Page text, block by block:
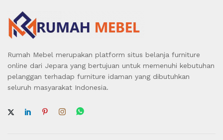
Rumah Mebel merupakan platform situs belanja furniture
online dari Jepara yang bertujuan untuk memenuhi kebutuhan
pelanggan terhadap furniture idaman yang dibutuhkan
seluruh masyarakat Indonesia.